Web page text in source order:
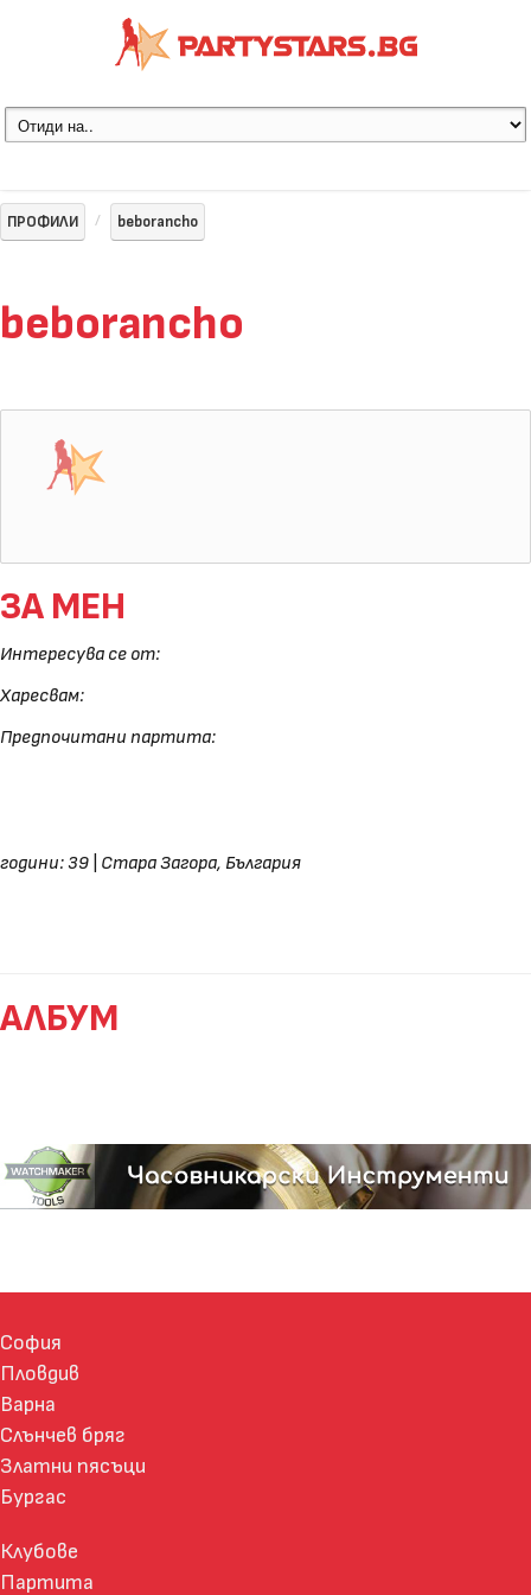
ПРОФИЛИ beborancho
beborancho
ЗА МЕН
Интересува се от:
Харесвам:
Предпочитани партита:
години: 39 Стара Загора, България
АЛБУМ
София
Пловдив
Варна
Слънчев бряг
Златни пясъци
Бургас
Клубове
Партита